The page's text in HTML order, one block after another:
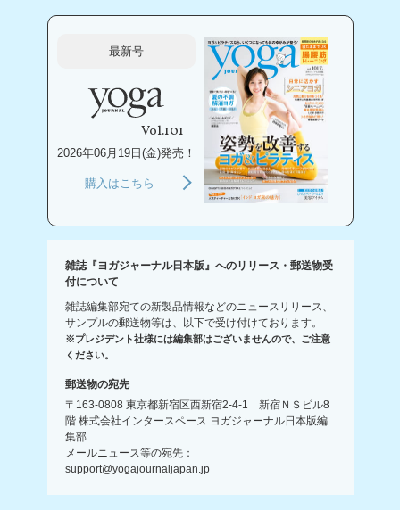
最新号
Vol.101
2026年06月19日(金)発売！
購入はこちら
雑誌『ヨガジャーナル日本版』へのリリース・郵送物受
付について
雑誌編集部宛ての新製品情報などのニュースリリース、
サンプルの郵送物等は、以下で受け付けております。
※プレジデント社様には編集部はございませんので、ご注意
ください。
郵送物の宛先
〒163-0808 東京都新宿区西新宿2-4-1 新宿ＮＳビル8
階 株式会社インタースペース ヨガジャーナル日本版編
集部
メールニュース等の宛先：
support@yogajournaljapan.jp